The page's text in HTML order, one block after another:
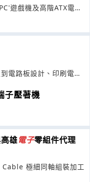
遊戲機及高階ATX電源
電路板設計、印刷電路
子壓著機
雄電子零組件代理
極細同軸組裝加工